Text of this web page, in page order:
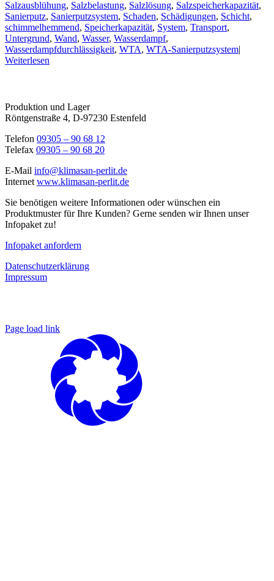
Salzausblühung, Salzbelastung, Salzlösung, Salzspeicherkapazität,
Sanierputz, Sanierputzsystem, Schaden, Schädigungen, Schicht,
schimmelhemmend, Speicherkapazität, System, Transport,
Untergrund, Wand, Wasser, Wasserdampf,
Wasserdampfdurchlässigkeit, WTA, WTA-Sanierputzsystem|
Weiterlesen
Produktion und Lager
Röntgenstraße 4, D-97230 Estenfeld
Telefon 09305 – 90 68 12
Telefax 09305 – 90 68 20
E-Mail info@klimasan-perlit.de
Internet www.klimasan-perlit.de
Sie benötigen weitere Informationen oder wünschen ein
Produktmuster für Ihre Kunden? Gerne senden wir Ihnen unser
Infopaket zu!
Infopaket anfordern
Datenschutzerklärung
Impressum
Page load link